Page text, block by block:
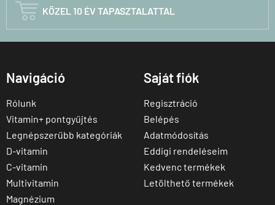
 KÖZEL 10 ÉV TAPASZTALATTAL
Navigáció
Rólunk
Vitamin+ pontgyűjtés
Legnépszerűbb kategóriák
D-vitamin
C-vitamin
Multivitamin
Magnézium
Saját fiók
Regisztráció
Belépés
Adatmódosítás
Eddigi rendeléseim
Kedvenc termékek
Letölthető termékek